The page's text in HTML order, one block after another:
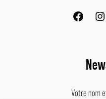
Votre nom